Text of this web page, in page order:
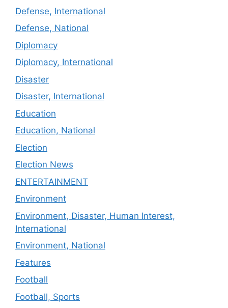
Defense, International
Defense, National
Diplomacy
Diplomacy, International
Disaster
Disaster, International
Education
Education, National
Election
Election News
ENTERTAINMENT
Environment
Environment, Disaster, Human Interest,
International
Environment, National
Features
Football
Football, Sports